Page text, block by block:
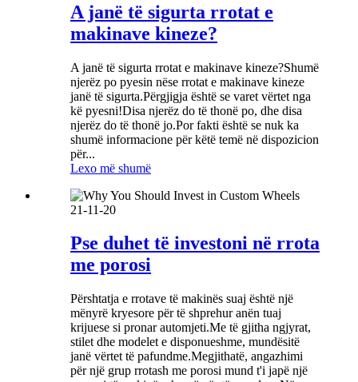
A janë të sigurta rrotat e
makinave kineze?
A janë të sigurta rrotat e makinave kineze?Shumë
njerëz po pyesin nëse rrotat e makinave kineze
janë të sigurta.Përgjigja është se varet vërtet nga
kë pyesni!Disa njerëz do të thonë po, dhe disa
njerëz do të thonë jo.Por fakti është se nuk ka
shumë informacione për këtë temë në dispozicion
për...
Lexo më shumë
21-11-20
Pse duhet të investoni në rrota
me porosi
Përshtatja e rrotave të makinës suaj është një
mënyrë kryesore për të shprehur anën tuaj
krijuese si pronar automjeti.Me të gjitha ngjyrat,
stilet dhe modelet e disponueshme, mundësitë
janë vërtet të pafundme.Megjithatë, angazhimi
për një grup rrotash me porosi mund t'i japë një